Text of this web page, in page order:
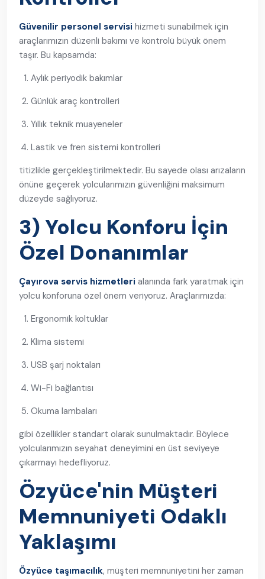
Güvenilir personel servisi hizmeti sunabilmek için
araçlarımızın düzenli bakımı ve kontrolü büyük önem
taşır. Bu kapsamda:
Aylık periyodik bakımlar
Günlük araç kontrolleri
Yıllık teknik muayeneler
Lastik ve fren sistemi kontrolleri
titizlikle gerçekleştirilmektedir. Bu sayede olası arızaların
önüne geçerek yolcularımızın güvenliğini maksimum
düzeyde sağlıyoruz.
3) Yolcu Konforu İçin
Özel Donanımlar
Çayırova servis hizmetleri alanında fark yaratmak için
yolcu konforuna özel önem veriyoruz. Araçlarımızda:
Ergonomik koltuklar
Klima sistemi
USB şarj noktaları
Wi-Fi bağlantısı
Okuma lambaları
gibi özellikler standart olarak sunulmaktadır. Böylece
yolcularımızın seyahat deneyimini en üst seviyeye
çıkarmayı hedefliyoruz.
Özyüce'nin Müşteri
Memnuniyeti Odaklı
Yaklaşımı
Özyüce taşımacılık, müşteri memnuniyetini her zaman